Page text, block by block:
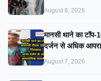
August 8, 2026
मानसी थाने का टॉप-
दर्जन से अधिक
August 7, 2026